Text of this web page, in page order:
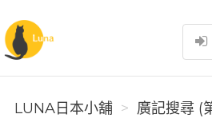
Luna日本小舖
LUNA日本小舖 廣記搜尋 (